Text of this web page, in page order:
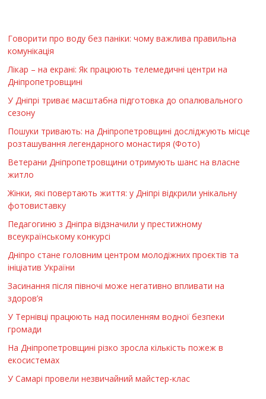
Говорити про воду без паніки: чому важлива правильна
комунікація
Лікар – на екрані: Як працюють телемедичні центри на
Дніпропетровщині
У Дніпрі триває масштабна підготовка до опалювального
сезону
Пошуки тривають: на Дніпропетровщині досліджують місце
розташування легендарного монастиря (Фото)
Ветерани Дніпропетровщини отримують шанс на власне
житло
Жінки, які повертають життя: у Дніпрі відкрили унікальну
фотовиставку
Педагогиню з Дніпра відзначили у престижному
всеукраїнському конкурсі
Дніпро стане головним центром молодіжних проєктів та
ініціатив України
Засинання після півночі може негативно впливати на
здоров’я
У Тернівці працюють над посиленням водної безпеки
громади
На Дніпропетровщині різко зросла кількість пожеж в
екосистемах
У Самарі провели незвичайний майстер-клас